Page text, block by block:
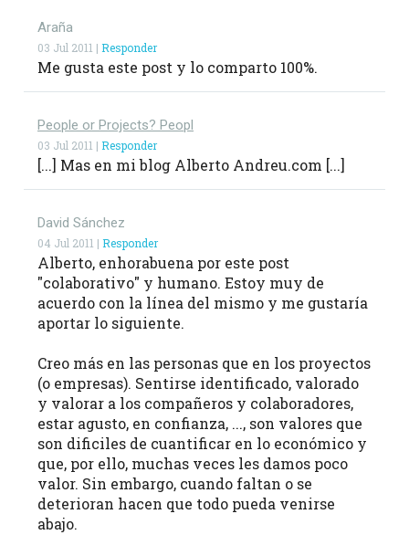
Araña
03 Jul 2011 | Responder
Me gusta este post y lo comparto 100%.
People or Projects? Peopl
03 Jul 2011 | Responder
[...] Mas en mi blog Alberto Andreu.com [...]
David Sánchez
04 Jul 2011 | Responder
Alberto, enhorabuena por este post
"colaborativo" y humano. Estoy muy de
acuerdo con la línea del mismo y me gustaría
aportar lo siguiente.
Creo más en las personas que en los proyectos
(o empresas). Sentirse identificado, valorado
y valorar a los compañeros y colaboradores,
estar agusto, en confianza, ..., son valores que
son dificiles de cuantificar en lo económico y
que, por ello, muchas veces les damos poco
valor. Sin embargo, cuando faltan o se
deterioran hacen que todo pueda venirse
abajo.